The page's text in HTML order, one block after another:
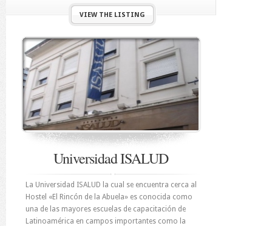
VIEW THE LISTING
Universidad ISALUD
La Universidad ISALUD la cual se encuentra cerca al
Hostel «El Rincón de la Abuela» es conocida como
una de las mayores escuelas de capacitación de
Latinoamérica en campos importantes como la